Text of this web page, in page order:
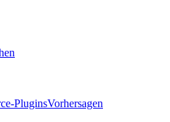
PluginsVorhersagen